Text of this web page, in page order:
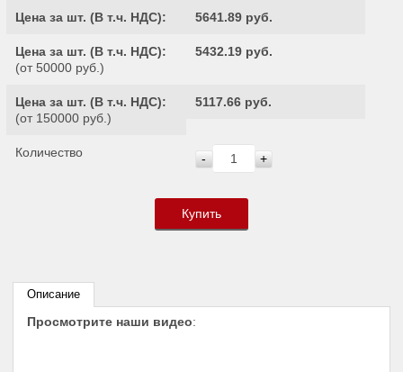
Цена за шт. (В т.ч. НДС): 5641.89 руб.
Цена за шт. (В т.ч. НДС):
(от 50000 руб.)
5432.19 руб.
Цена за шт. (В т.ч. НДС):
(от 150000 руб.)
5117.66 руб.
Количество - +
Купить
Описание
Просмотрите наши видео: